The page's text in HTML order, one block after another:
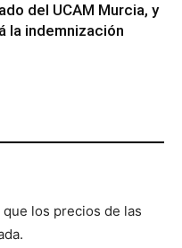
del UCAM Murcia, y
la indemnización
los precios de las